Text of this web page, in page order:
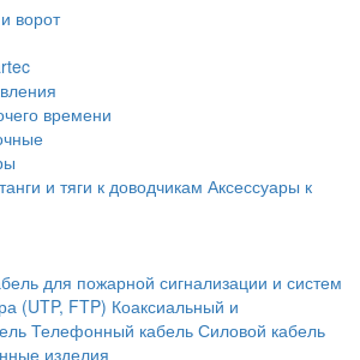
ворот
времени
и тяги к доводчикам Аксессуары к
для пожарной сигнализации и систем
(UTP, FTP) Коаксиальный и
Телефонный кабель Силовой кабель
изделия